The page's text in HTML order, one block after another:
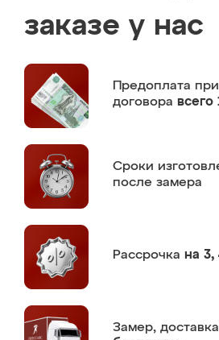
заказе у нас
Предоплата
договора всего
Сроки
после замера
Рассрочка на 3,
Замер,